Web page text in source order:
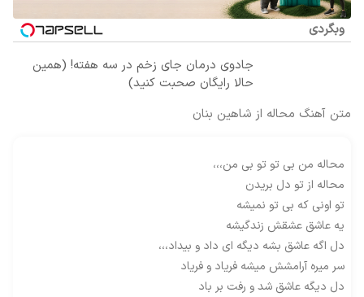
وبگردی
جادوی درمان جای زخم در سه هفته! (همین
حالا رایگان صحبت کنید)
متن آهنگ محاله از شاهین بنان
محاله من بی تو تو بی من،،،
محاله از تو دل بریدن
تو اونی که بی تو نمیشه
یه عاشق عشقش زندگیشه
دل اگه عاشق بشه دیگه ای داد و بیداد،،،
سر میره آرامشش میشه فریاد و فریاد
دل دیگه عاشق شد و رفت بر باد